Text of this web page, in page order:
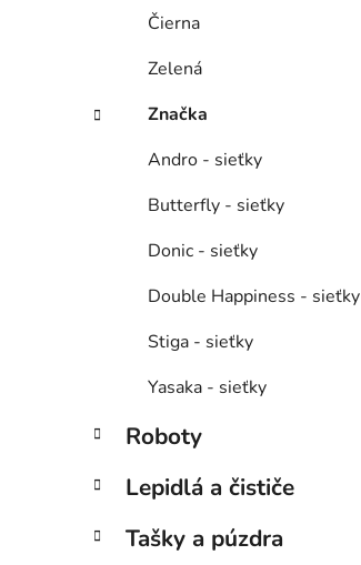
Čierna
Zelená
Značka
Andro - sieťky
Butterfly - sieťky
Donic - sieťky
Double Happiness - sieťky
Stiga - sieťky
Yasaka - sieťky
Roboty
Lepidlá a čističe
Tašky a púzdra